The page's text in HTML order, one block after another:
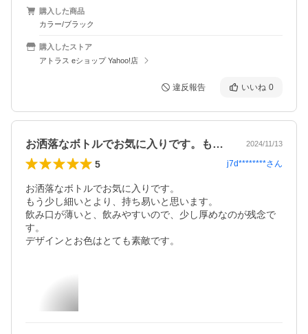
購入した商品
カラー/ブラック
購入したストア
アトラス eショップ Yahoo!店
違反報告 いいね 0
お洒落なボトルでお気に入りです。もう少… 2024/11/13
5 j7d********さん
お洒落なボトルでお気に入りです。
もう少し細いとより、持ち易いと思います。
飲み口が薄いと、飲みやすいので、少し厚めなのが残念で
す。
デザインとお色はとても素敵です。